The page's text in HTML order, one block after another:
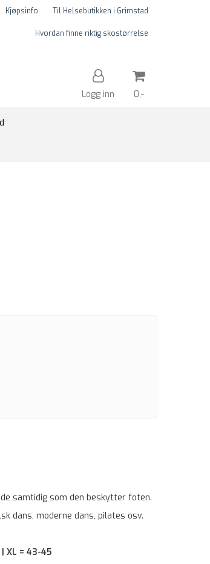
Kjøpsinfo Til Helsebutikken i Grimstad
Hvordan finne riktig skostørrelse
Logg inn 0,-
samtidig som den beskytter foten.
dans, moderne dans, pilates osv.
XL = 43-45